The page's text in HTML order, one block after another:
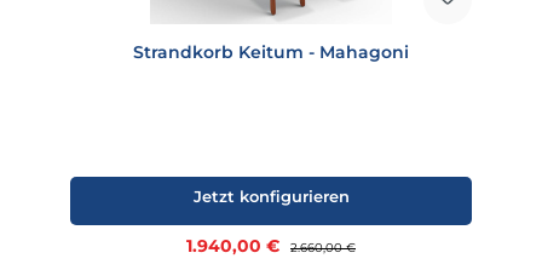
Strandkorb Keitum - Mahagoni
Verkaufspreis:
1.940,00 € Regulärer Preis:
2.660,00 €
Jetzt konfigurieren